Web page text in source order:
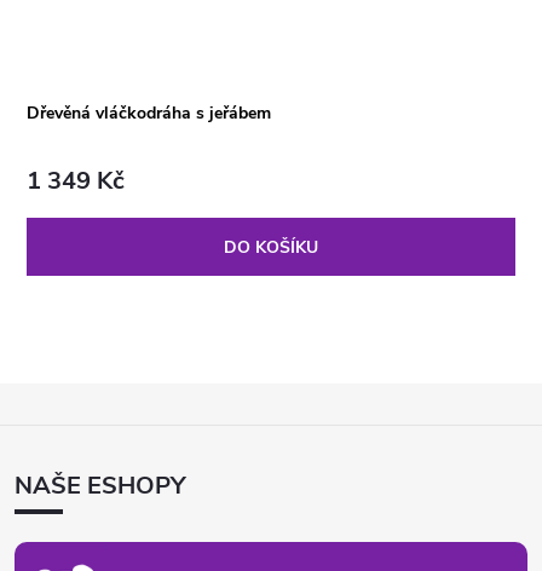
Dřevěná vláčkodráha s jeřábem
1 349 Kč
DO KOŠÍKU
ANAŠE ESHOPY